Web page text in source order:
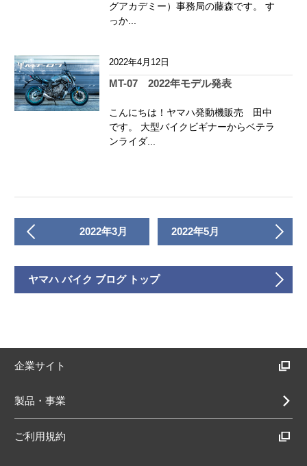
グアカデミー）事務局の藤森です。 す
っか...
2022年4月12日
MT-07 2022年モデル発表
こんにちは！ヤマハ発動機販売 田中
です。 大型バイクビギナーからベテラ
ンライダ...
2022年3月 2022年5月
ヤマハ バイク ブログ トップ
企業サイト
製品・事業
ご利用規約